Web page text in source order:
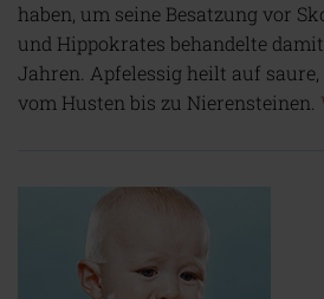
haben, um seine Besatzung vor
und Hippokrates behandelte damit
Jahren. Apfelessig heilt auf
vom Husten bis zu Nierensteinen.